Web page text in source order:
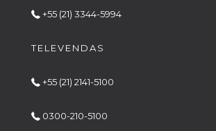
+55 (21) 3344-5994
TELEVENDAS
+55 (21) 2141-5100
0300-210-5100